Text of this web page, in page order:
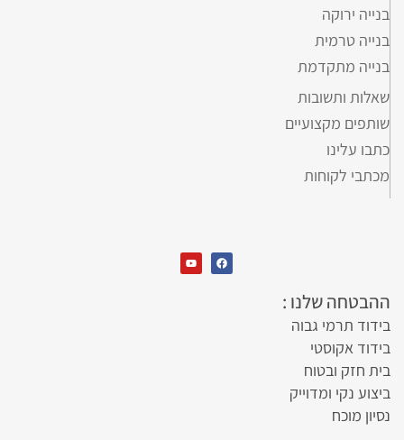
בנייה ירוקה
בנייה טרמית
בנייה מתקדמת
שאלות ותשובות
שותפים מקצועיים
כתבו עלינו
מכתבי לקוחות
ההבטחה שלנו :
בידוד תרמי גבוה
בידוד אקוסטי
בית חזק ובטוח
ביצוע נקי ומדוייק
נסיון מוכח